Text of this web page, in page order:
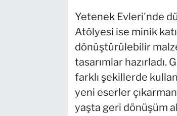
Yetenek Evleri'nde
Atölyesi ise minik
dönüştürülebilir
tasarımlar
farklı şekillerde
yeni eserler
yaşta geri dönüşüm